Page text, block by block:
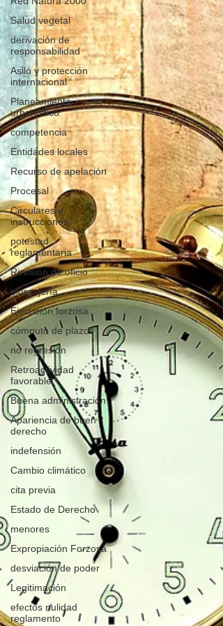
Salud vegetal
derivación de
responsabilidad
Asilo y protección
internacional
Planeamiento
urbanístico
competencia
Entidades locales
Recurso de apelación
Procesal
Circulares e
instrucciones
potestad
reglamentaria
Revisión de oficio
extranjería
Ejecución forzosa
cómputo de plazos
no regresión
Retroactividad
favorable
Buena administración
Apariencia de buen
derecho
indefensión
Cambio climático
cita previa
Estado de Derecho
menores
Expropiación Forzosa
desviación de poder
Legitimación
efectos nulidad
reglamento